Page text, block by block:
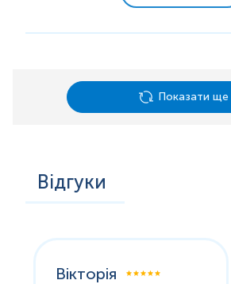
Показати ще
Відгуки
Вікторія